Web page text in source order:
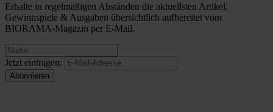
Erhalte in regelmäßigen Abständen die aktuellsten Artikel,
Gewinnspiele & Ausgaben übersichtlich aufbereitet vom
BIORAMA-Magazin per E-Mail.
Jetzt eintragen: